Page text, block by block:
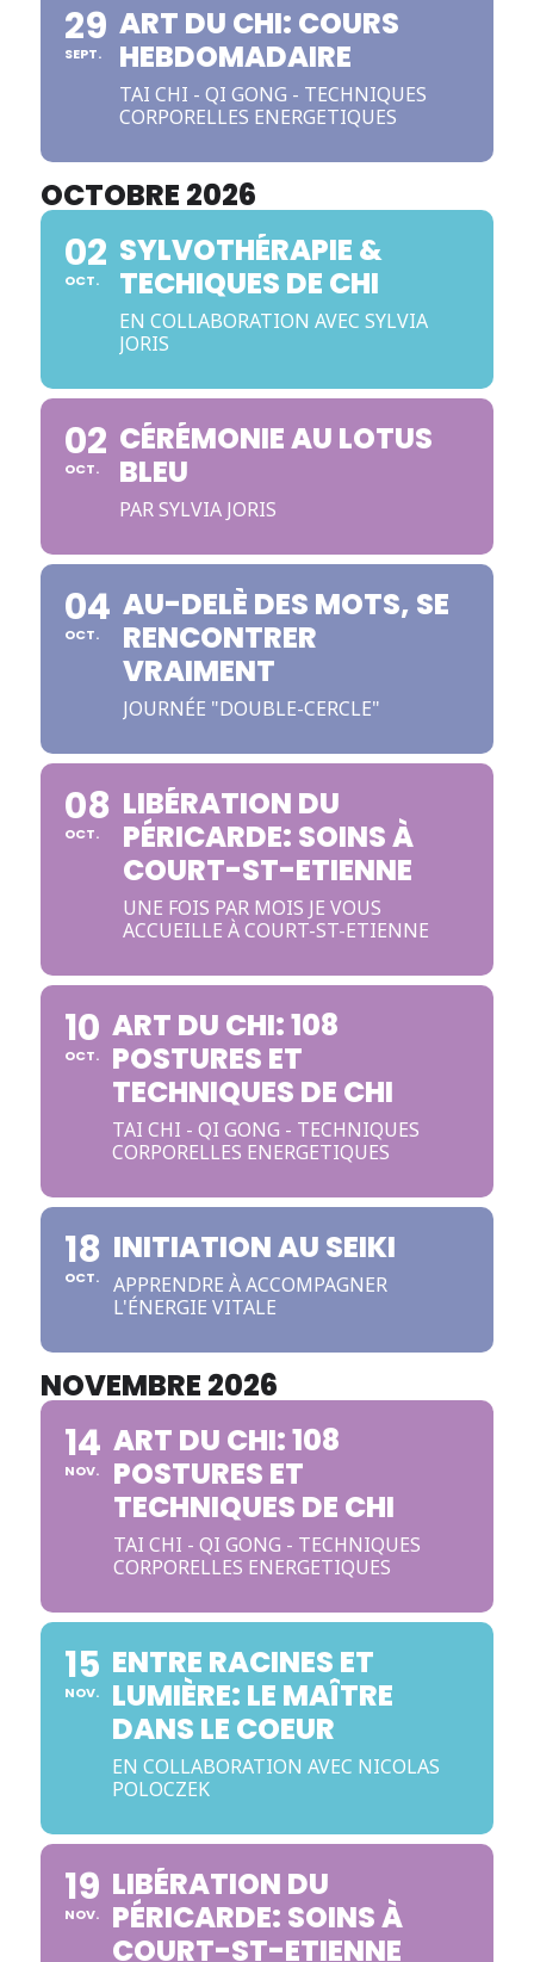
29
SEPT.
ART DU CHI: COURS
HEBDOMADAIRE
TAI CHI - QI GONG - TECHNIQUES
CORPORELLES ENERGETIQUES
OCTOBRE 2026
02
OCT.
SYLVOTHÉRAPIE &
TECHIQUES DE CHI
EN COLLABORATION AVEC SYLVIA
JORIS
02
OCT.
CÉRÉMONIE AU LOTUS
BLEU
PAR SYLVIA JORIS
04
OCT.
AU-DELÈ DES MOTS, SE
RENCONTRER
VRAIMENT
JOURNÉE "DOUBLE-CERCLE"
08
OCT.
LIBÉRATION DU
PÉRICARDE: SOINS À
COURT-ST-ETIENNE
UNE FOIS PAR MOIS JE VOUS
ACCUEILLE À COURT-ST-ETIENNE
10
OCT.
ART DU CHI: 108
POSTURES ET
TECHNIQUES DE CHI
TAI CHI - QI GONG - TECHNIQUES
CORPORELLES ENERGETIQUES
18
OCT.
INITIATION AU SEIKI
APPRENDRE À ACCOMPAGNER
L'ÉNERGIE VITALE
NOVEMBRE 2026
14
NOV.
ART DU CHI: 108
POSTURES ET
TECHNIQUES DE CHI
TAI CHI - QI GONG - TECHNIQUES
CORPORELLES ENERGETIQUES
15
NOV.
ENTRE RACINES ET
LUMIÈRE: LE MAÎTRE
DANS LE COEUR
EN COLLABORATION AVEC NICOLAS
POLOCZEK
19
NOV.
LIBÉRATION DU
PÉRICARDE: SOINS À
COURT-ST-ETIENNE